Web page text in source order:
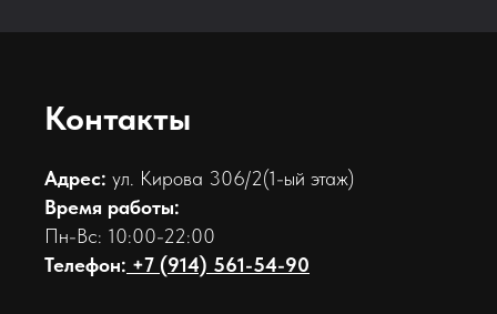
Контакты
Адрес: ул. Кирова 306/2(1-ый этаж)
Время работы:
Пн-Вс: 10:00-22:00
Телефон: +7 (914) 561-54-90